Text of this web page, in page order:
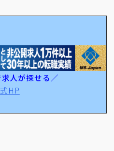
人が探せる／
HP